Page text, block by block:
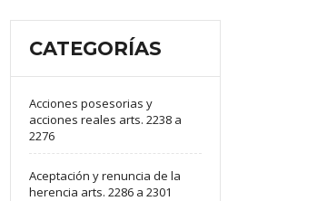
CATEGORÍAS
Acciones posesorias y
acciones reales arts. 2238 a
2276
Aceptación y renuncia de la
herencia arts. 2286 a 2301